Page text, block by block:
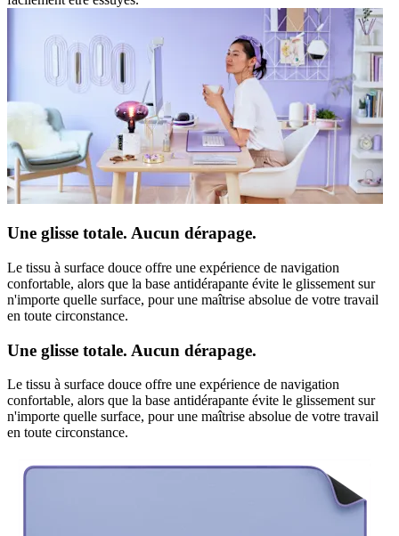
Une glisse totale. Aucun dérapage.
Le tissu à surface douce offre une expérience de navigation
confortable, alors que la base antidérapante évite le glissement sur
n'importe quelle surface, pour une maîtrise absolue de votre travail
en toute circonstance.
Une glisse totale. Aucun dérapage.
Le tissu à surface douce offre une expérience de navigation
confortable, alors que la base antidérapante évite le glissement sur
n'importe quelle surface, pour une maîtrise absolue de votre travail
en toute circonstance.